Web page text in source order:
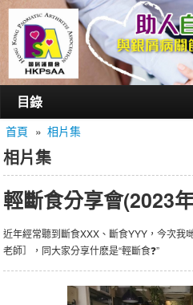
目錄
首頁
認識銀屑護關會
認識銀屑關節炎
活動/講座
首頁 » 相片集
相片集
輕斷食分享會(2023
近年經常聽到斷食XXX、斷食YYY，今次我
老師］，同大家分享什麽是“輕斷食❓”